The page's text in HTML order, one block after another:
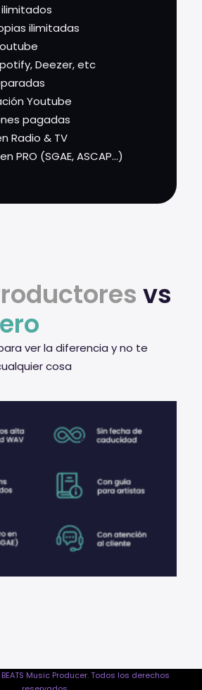
ilimitadas
Deezer, etc
Youtube
pagadas
Radio & TV
PRO (SGAE, ASCAP...)
vs
ver la diferencia y no te
cosa
BEATS Music Producer. Todos los derechos